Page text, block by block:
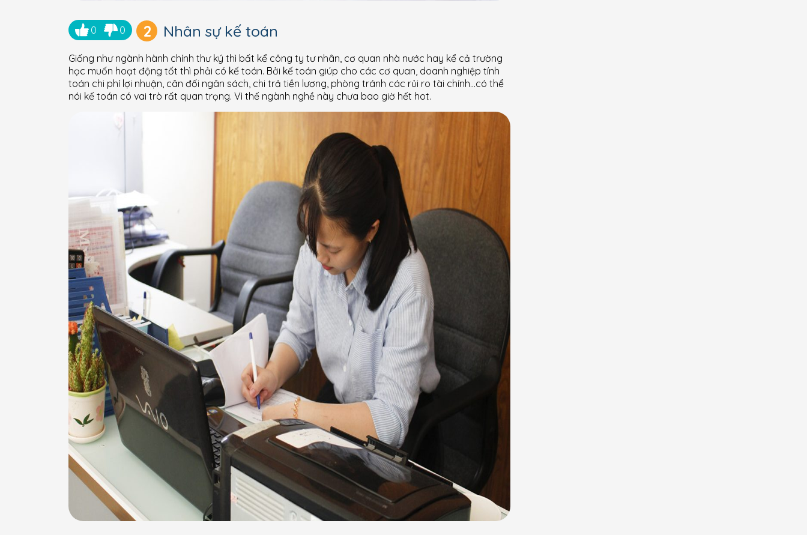
0 0 2 Nhân sự kế toán
Giống như ngành hành chính thư ký thì bất kể công ty tư nhân, cơ quan nhà nước hay kể cả trường
học muốn hoạt động tốt thì phải có kế toán. Bởi kế toán giúp cho các cơ quan, doanh nghiệp tính
toán chi phí lợi nhuận, cân đối ngân sách, chi trả tiền lương, phòng tránh các rủi ro tài chính…có thể
nói kế toán có vai trò rất quan trọng. Vì thế ngành nghề này chưa bao giờ hết hot.